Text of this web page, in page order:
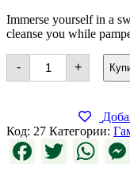
Immerse yourself in a
cleanse you while
-
количество
Golden
+
Код: 27 Категории:
Facebook
Twitter